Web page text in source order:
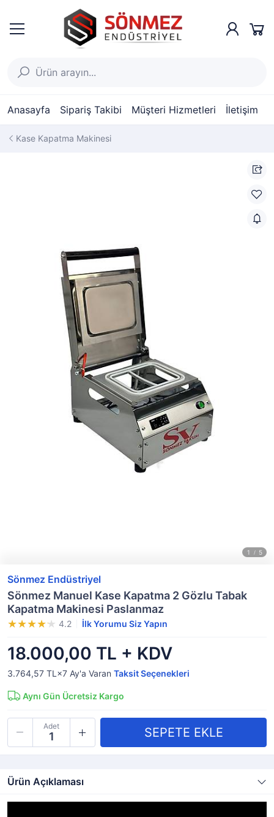
Anasayfa Sipariş Takibi Müşteri Hizmetleri İletişim
Kase Kapatma Makinesi
Sönmez Endüstriyel
Sönmez Manuel Kase Kapatma 2 Gözlu Tabak
Kapatma Makinesi Paslanmaz
4.2 İlk Yorumu Siz Yapın
18.000,00 TL + KDV
3.764,57 TL×7 Ay'a Varan Taksit Seçenekleri
Aynı Gün Ücretsiz Kargo
Adet
Ürün Açıklaması